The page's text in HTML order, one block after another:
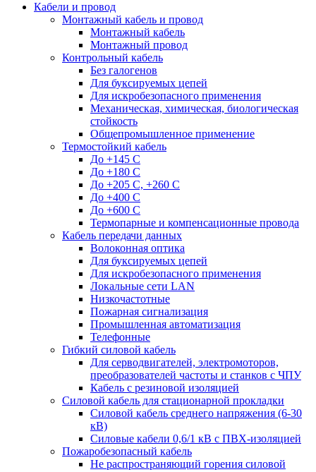
Кабели и провод
Монтажный кабель и провод
Монтажный кабель
Монтажный провод
Контрольный кабель
Без галогенов
Для буксируемых цепей
Для искробезопасного применения
Механическая, химическая, биологическая
стойкость
Общепромышленное применение
Термостойкий кабель
До +145 С
До +180 C
До +205 С, +260 С
До +400 C
До +600 С
Термопарные и компенсационные провода
Кабель передачи данных
Волоконная оптика
Для буксируемых цепей
Для искробезопасного применения
Локальные сети LAN
Низкочастотные
Пожарная сигнализация
Промышленная автоматизация
Телефонные
Гибкий силовой кабель
Для серводвигателей, электромоторов,
преобразователей частоты и станков с ЧПУ
Кабель с резиновой изоляцией
Силовой кабель для стационарной прокладки
Силовой кабель среднего напряжения (6-30
кВ)
Силовые кабели 0,6/1 кВ с ПВХ-изоляцией
Пожаробезопасный кабель
Не распространяющий горения силовой